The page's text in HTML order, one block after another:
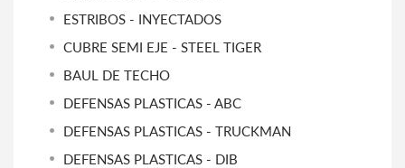
ESTRIBOS - INYECTADOS
CUBRE SEMI EJE - STEEL TIGER
BAUL DE TECHO
DEFENSAS PLASTICAS - ABC
DEFENSAS PLASTICAS - TRUCKMAN
DEFENSAS PLASTICAS - DIB